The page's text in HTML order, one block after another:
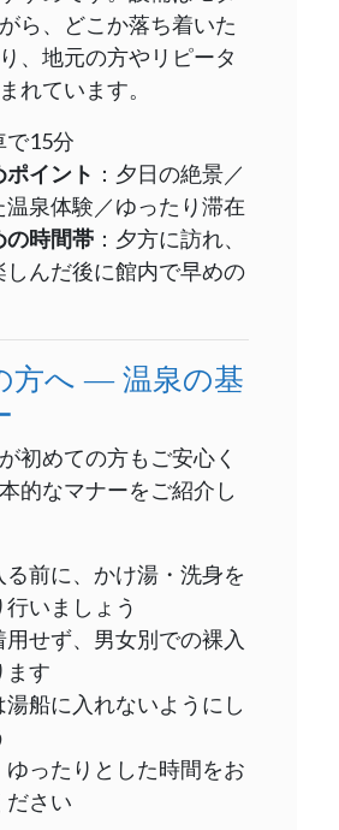
ら、どこか落ち着いた
、地元の方やリピータ
れています。
で15分
イント ：夕日の絶景／
温泉体験／ゆったり滞在
の時間帯 ：夕方に訪れ、
しんだ後に館内で早めの
方へ ― 温泉の基
初めての方もご安心く
的なマナーをご紹介し
る前に、かけ湯・洗身を
行いましょう
用せず、男女別での裸入
ます
湯船に入れないようにし
ゆったりとした時間をお
ださい